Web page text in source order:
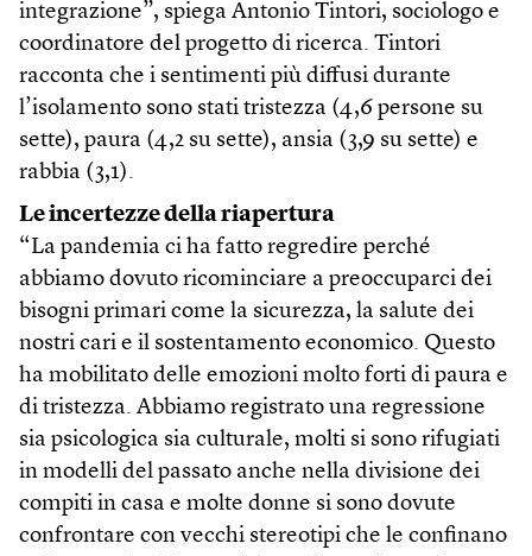
integrazione”, spiega Antonio Tintori, sociologo e
coordinatore del progetto di ricerca. Tintori
racconta che i sentimenti più diffusi durante
l’isolamento sono stati tristezza (4,6 persone su
sette), paura (4,2 su sette), ansia (3,9 su sette) e
rabbia (3,1).
Le incertezze della riapertura
“La pandemia ci ha fatto regredire perché
abbiamo dovuto ricominciare a preoccuparci dei
bisogni primari come la sicurezza, la salute dei
nostri cari e il sostentamento economico. Questo
ha mobilitato delle emozioni molto forti di paura e
di tristezza. Abbiamo registrato una regressione
sia psicologica sia culturale, molti si sono rifugiati
in modelli del passato anche nella divisione dei
compiti in casa e molte donne si sono dovute
confrontare con vecchi stereotipi che le confinano